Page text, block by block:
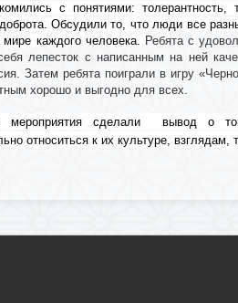
с понятиями: толерантность,
Обсудили то, что люди все
каждого человека. Ребята с
лепесток с написанным на ней
Затем ребята поиграли в игру
хорошо и выгодно для всех.
мероприятия сделали вывод о
относиться к их культуре, взглядам,